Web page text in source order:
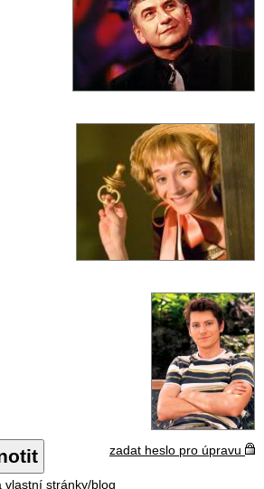
zadat heslo pro úpravu
vlastní stránky/blog